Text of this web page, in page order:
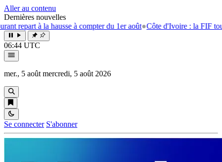
Aller au contenu
Dernières nouvelles
la hausse à compter du 1er août●Côte d'Ivoire : la FIF tourne la page
06:44 UTC
mer., 5 août mercredi, 5 août 2026
Se connecter S'abonner